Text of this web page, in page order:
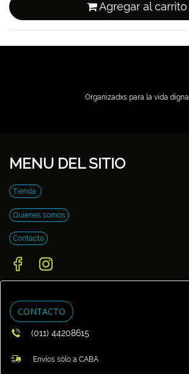
Agregar al carrito
Organizadxs para la vida digna
MENU DEL SITIO
Tienda
Quienes somos
Contacto
CONTACTO
(011) 44208615
Envíos sólo a CABA